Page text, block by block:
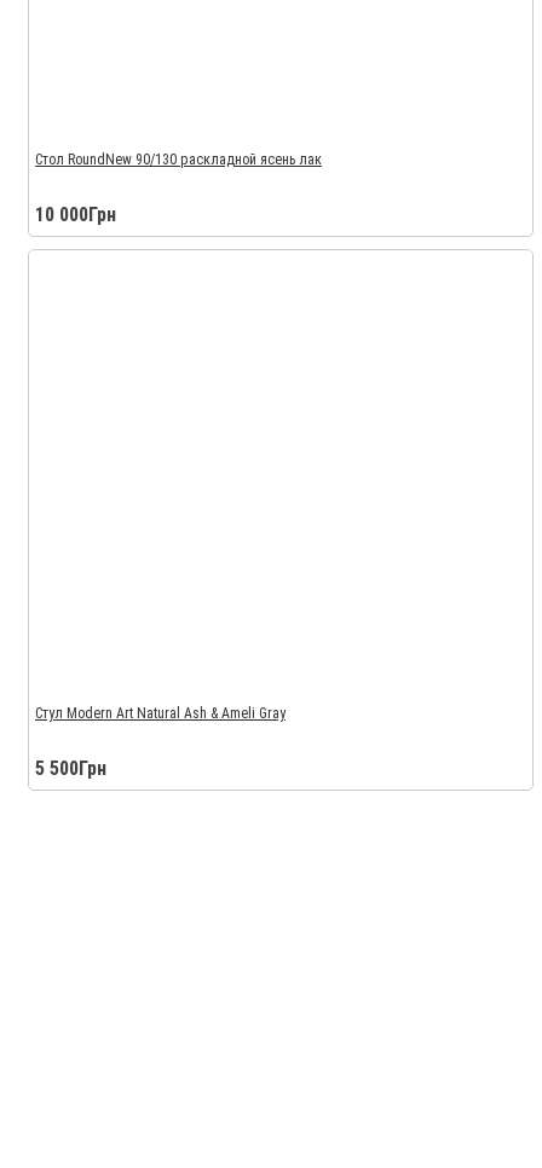
Стол RoundNew 90/130 раскладной ясень лак
10 000Грн
Стул Modern Art Natural Ash & Ameli Gray
5 500Грн